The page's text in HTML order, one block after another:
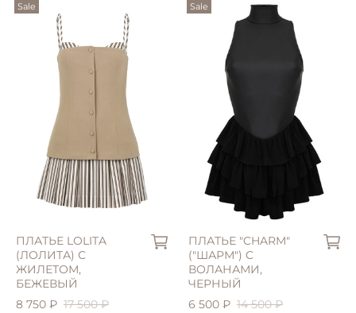
Sale
S (42)
ПЛАТЬЕ LOLITA
(ЛОЛИТА) С
ЖИЛЕТОМ,
БЕЖЕВЫЙ
8 750 ₽ 17 500 ₽
Sale
S (42)
ПЛАТЬЕ "CHARM"
("ШАРМ") C
ВОЛАНАМИ,
ЧЕРНЫЙ
6 500 ₽ 14 500 ₽